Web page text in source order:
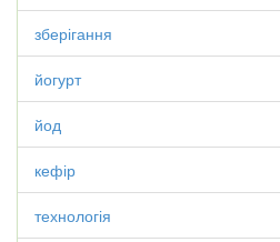
зберігання
йогурт
йод
кефір
технологія